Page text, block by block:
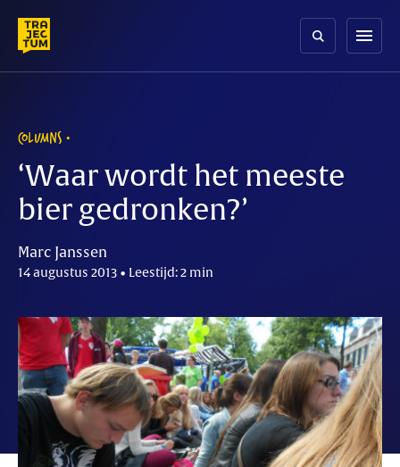
content
menu
COLUMNS
‘Waar wordt het meeste
bier gedronken?’
Marc Janssen
14 augustus 2013 • Leestijd: 2 min